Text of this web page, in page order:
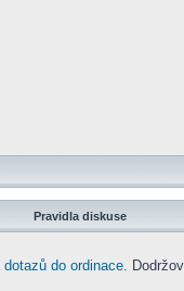
Pravidla diskuse
dotazů do ordinace.